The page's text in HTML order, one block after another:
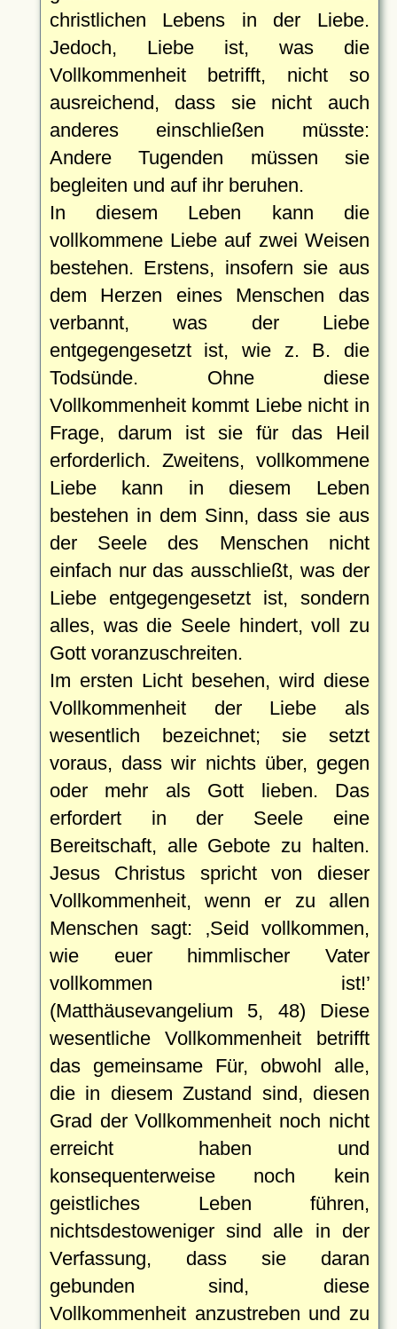
christlichen Lebens in der Liebe.
Jedoch, Liebe ist, was die
Vollkommenheit betrifft, nicht so
ausreichend, dass sie nicht auch
anderes einschließen müsste:
Andere Tugenden müssen sie
begleiten und auf ihr beruhen.
In diesem Leben kann die
vollkommene Liebe auf zwei Weisen
bestehen. Erstens, insofern sie aus
dem Herzen eines Menschen das
verbannt, was der Liebe
entgegengesetzt ist, wie z. B. die
Todsünde. Ohne diese
Vollkommenheit kommt Liebe nicht in
Frage, darum ist sie für das Heil
erforderlich. Zweitens, vollkommene
Liebe kann in diesem Leben
bestehen in dem Sinn, dass sie aus
der Seele des Menschen nicht
einfach nur das ausschließt, was der
Liebe entgegengesetzt ist, sondern
alles, was die Seele hindert, voll zu
Gott voranzuschreiten.
Im ersten Licht besehen, wird diese
Vollkommenheit der Liebe als
wesentlich bezeichnet; sie setzt
voraus, dass wir nichts über, gegen
oder mehr als Gott lieben. Das
erfordert in der Seele eine
Bereitschaft, alle Gebote zu halten.
Jesus Christus spricht von dieser
Vollkommenheit, wenn er zu allen
Menschen sagt:
Seid vollkommen,
wie euer himmlischer Vater
vollkommen ist!
(Matthäusevangelium 5, 48) Diese
wesentliche Vollkommenheit betrifft
das gemeinsame Für, obwohl alle,
die in diesem Zustand sind, diesen
Grad der Vollkommenheit noch nicht
erreicht haben und
konsequenterweise noch kein
geistliches Leben führen,
nichtsdestoweniger sind alle in der
Verfassung, dass sie daran
gebunden sind, diese
Vollkommenheit anzustreben und zu